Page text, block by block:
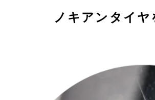
ノキアンタイ